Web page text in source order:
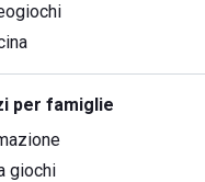
per famiglie
giochi